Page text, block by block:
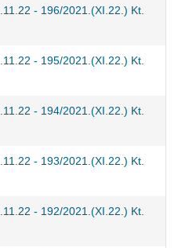
- 196/2021.(XI.22.) Kt.
- 195/2021.(XI.22.) Kt.
- 194/2021.(XI.22.) Kt.
- 193/2021.(XI.22.) Kt.
- 192/2021.(XI.22.) Kt.